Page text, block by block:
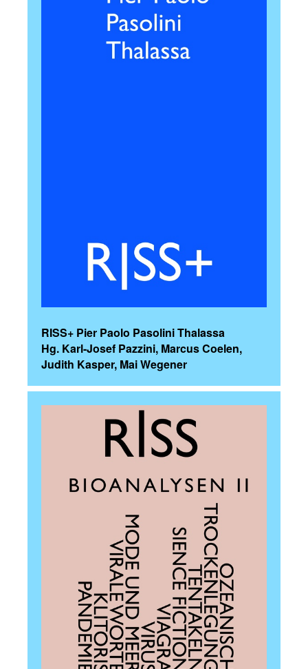
RISS+ Pier Paolo Pasolini Thalassa
Hg. Karl-Josef Pazzini, Marcus Coelen,
Judith Kasper, Mai Wegener